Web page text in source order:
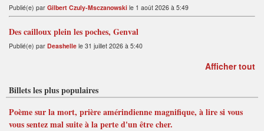
Publié(e) par Gilbert Czuly-Msczanowski le 1 août 2026 à 5:49
Des cailloux plein les poches, Genval
Publié(e) par Deashelle le 31 juillet 2026 à 5:40
Afficher tout
Billets les plus populaires
Poème sur la mort, prière amérindienne magnifique, à lire si vous
vous sentez mal suite à la perte d'un être cher.